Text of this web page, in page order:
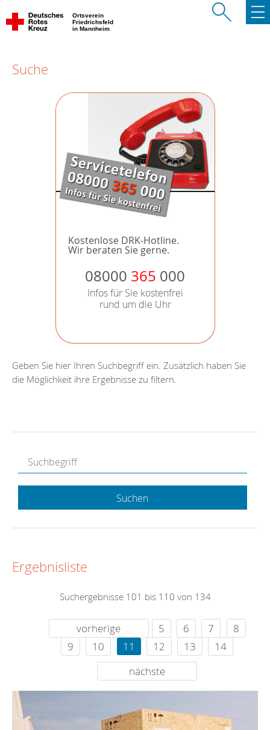
Ortsverein
Friedrichsfeld
in Mannheim
Suche
Kostenlose DRK-Hotline.
Wir beraten Sie gerne.
08000 365 000
Infos für Sie kostenfrei
rund um die Uhr
Geben Sie hier Ihren Suchbegriff ein. Zusätzlich haben Sie
die Möglichkeit ihre Ergebnisse zu filtern.
Suchen
Ergebnisliste
Suchergebnisse 101 bis 110 von 134
vorherige 5 6 7
8
9
10 11 12 13
14
nächste